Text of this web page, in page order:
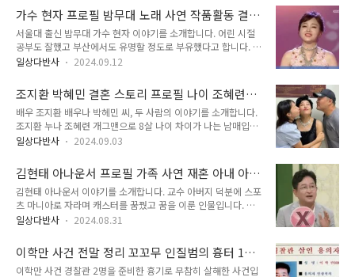
며 자신의 이야기를 풀어놓을 것으로 보입니다. 긴 무명 가수 활
동 끝에 콘서트 활동, 작품..
전해진 적 있죠. 정애리 팩트 어떤걸 쓰길래 이렇게 동안가 싶었
다가 과거 많은 사연을 보니 조금 놀라웠고 대단해보입니다. 그
런 와중에도 30년 넘게 꾸준히 봉사 활동을 이어가고 있고 상당
한 기부 활동 소식도 전해졌습니다. 같이 삽시다 정애리 배우 이
야기가 조금씩 풀어놓겠지만 과거 이야기인 만큼 많이 알려져 있
을 받았다고 하죠. 요가를 꾸준히 하며 지도자 자격증까지 따며
건강한 일상을 보내고 있는 것 같..
가수 현자 프로필 밤무대 노래 사연 작품활동 결
혼
서울대 출신 밤무대 가수 현자 이야기를 소개합니다. 어린 시절
공부도 잘했고 부산에서도 유명할 정도로 부유했다고 합니다. 하
지만 현자 아버지 사업 실패로 가세가 기웁니다. 그렇게 가수 현
방에서 지내게 됩니다. 현자 공부도 잘했고, 부유한 어린 시절을
보내며 상당히 자존심이 센 편이었다고 합니다. 그런데 갑자기
가난이 찾아오자 그런 것들을 숨기고 싶어 했고 자존감이 많이
낮아졌다고 합니다. 하지만 공부는 여전히 잘했고 심지어 기타
치고 노래 부르는 것도 잘해 무대가 생기면 가장 먼저 무대에 올
수 없었고 돌도 돌아 20여 년이 지난 다음 졸업장을 받을 수 있
었습니다. 재입학 후 많은 격..
일상다반사 2024.09.12
조지환 박혜민 결혼 스토리 프로필 나이 조혜련
배우자 작품활동 필모그래피 최근영상
배우 조지환 배우나 박헤민 씨, 두 사람의 이야기를 소개합니다.
조지환 누나 조혜련 개그맨으로 8살 나이 차이가 나는 남매입니
다. 영화 실미도 데뷔 후 친구2 출연하기도 했지만 지금은 연극
서로 활동 중입니다. 조지환은 8남매 중 막내 아들로 태어나 어
머니 사랑은 듬뿍 받았지만 아버지와는 관계가 좋지 않았다고 합
니다. 당시 일이 트라우마로 남아 우울증도 겪으며 여러 영화 작
품에 출연했지만 배우로는 이름을 알리지 못하며 배달 대행일로
생계를 유지했다고도 합니다. 배달 대행일을 시작한 것은 누나의
이후 성격도 밝아지고 우울증도 어느 정도 극복했다고 하죠. 재
밌는 것은 조지환 박헤민 부부는..
일상다반사 2024.09.03
김현태 아나운서 프로필 가족 사연 재혼 아내 아
들 전 부인 작품활동
김현태 아나운서 이야기를 소개합니다. 교수 아버지 덕분에 스포
츠 마니아로 자라며 캐스터를 꿈꿨고 꿈을 이룬 인물입니다. 명
에퇴직 후 방송에 출연해 이혼 및 재혼 이야기도 거침없이 풀어
야기를 조금씩 풀어놓기도 했습니다. 김현태 아나운서 아들 역시
스포츠, 영화 마니아로 지금은 SPOTV 소속으로 스포츠 캐스터
로 활동하고 있는 김영찬 씨입니다. 2023년 안세영 선수가 아시
일상다반사 2024.08.31
이학만 사건 전말 정리 꼬꼬무 인질범의 흉터 140
회 게스트
이학만 사건 경찰관 2명을 준비한 흉기로 무참히 살해한 사건입